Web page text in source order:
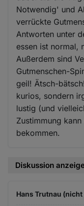
Notwendig' und
verrückte
Antworten unter
essen ist normal,
Außerdem sind
Gutmenschen-
geil! Ätsch-
kurios, sondern
lustig (und
Zustimmung
bekommen.
Diskussion
Hans Trutnau